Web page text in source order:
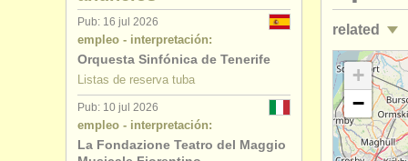
musicalchairs:
acerca de musicalchairs contáctenos
editor:
anúnciese con nosotros find out
related
empleos -
empleos -
cursos/
+
−
Pub: 16 jul 2026
empleo - interpretación:
Orquesta Sinfónica de Tenerife
Listas de reserva tuba
Pub: 10 jul 2026
empleo - interpretación:
La Fondazione Teatro del Maggio